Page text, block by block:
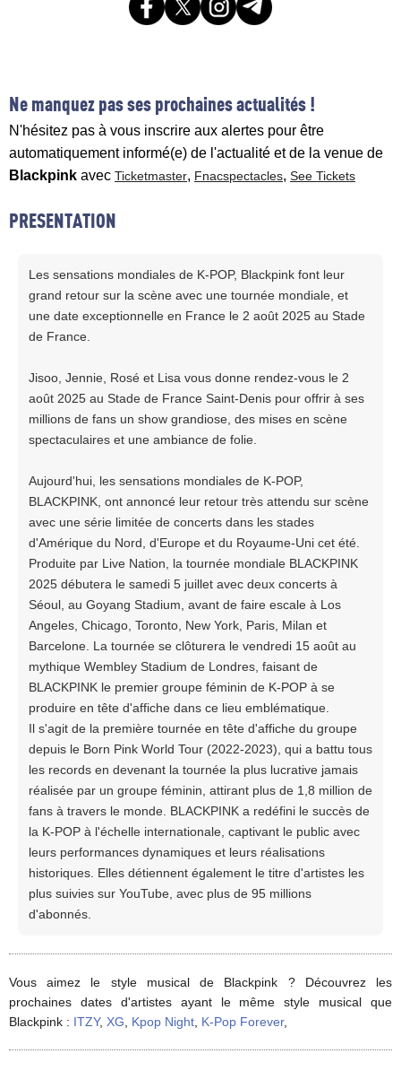
Ne manquez pas ses prochaines actualités !
N'hésitez pas à vous inscrire aux alertes pour être
automatiquement informé(e) de l'actualité et de la venue de
Blackpink avec Ticketmaster, Fnacspectacles, See Tickets
PRESENTATION
Les sensations mondiales de K-POP, Blackpink font leur
grand retour sur la scène avec une tournée mondiale, et
une date exceptionnelle en France le 2 août 2025 au Stade
de France.
Jisoo, Jennie, Rosé et Lisa vous donne rendez-vous le 2
août 2025 au Stade de France Saint-Denis pour offrir à ses
millions de fans un show grandiose, des mises en scène
spectaculaires et une ambiance de folie.
Aujourd'hui, les sensations mondiales de K-POP,
BLACKPINK, ont annoncé leur retour très attendu sur scène
avec une série limitée de concerts dans les stades
d'Amérique du Nord, d'Europe et du Royaume-Uni cet été.
Produite par Live Nation, la tournée mondiale BLACKPINK
2025 débutera le samedi 5 juillet avec deux concerts à
Séoul, au Goyang Stadium, avant de faire escale à Los
Angeles, Chicago, Toronto, New York, Paris, Milan et
Barcelone. La tournée se clôturera le vendredi 15 août au
mythique Wembley Stadium de Londres, faisant de
BLACKPINK le premier groupe féminin de K-POP à se
produire en tête d'affiche dans ce lieu emblématique.
Il s'agit de la première tournée en tête d'affiche du groupe
depuis le Born Pink World Tour (2022-2023), qui a battu tous
les records en devenant la tournée la plus lucrative jamais
réalisée par un groupe féminin, attirant plus de 1,8 million de
fans à travers le monde. BLACKPINK a redéfini le succès de
la K-POP à l'échelle internationale, captivant le public avec
leurs performances dynamiques et leurs réalisations
historiques. Elles détiennent également le titre d'artistes les
plus suivies sur YouTube, avec plus de 95 millions
d'abonnés.
Vous aimez le style musical de Blackpink ? Découvrez les
prochaines dates d'artistes ayant le même style musical que
Blackpink : ITZY, XG Kpop Night K-Pop Forever,